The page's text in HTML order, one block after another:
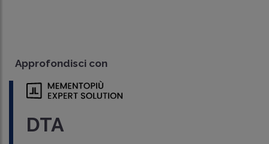
Approfondisci con
DTA